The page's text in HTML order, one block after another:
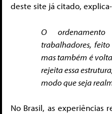
deste site já citado,
O
trabalhadores,
mas também é
rejeita essa
modo que seja
No Brasil, as experiências